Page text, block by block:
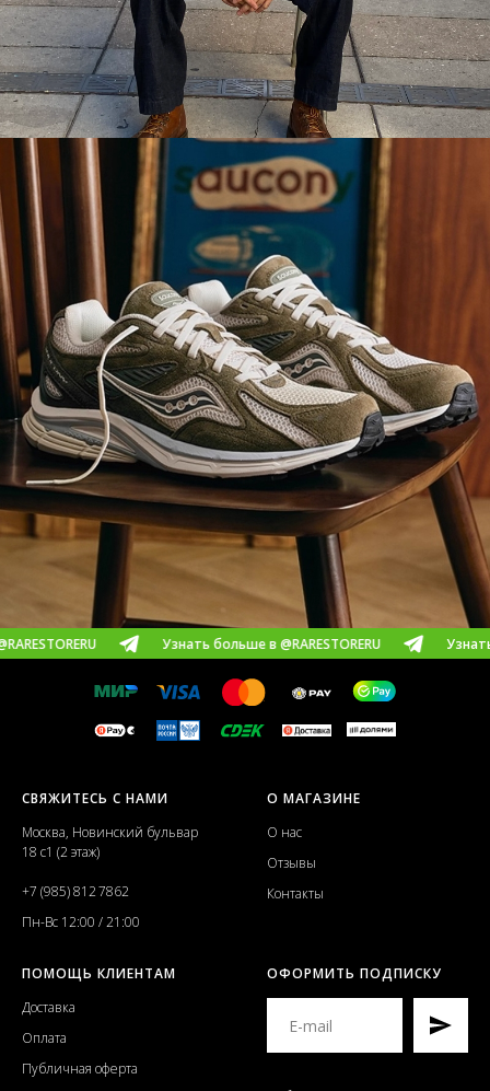
Узнать больше в @RARESTORERU Узнать больше в
СВЯЖИТЕСЬ С НАМИ
Москва, Новинский бульвар
18 с1 (2 этаж)
+7 (985) 812 7862
Пн-Вс 12:00 / 21:00
О МАГАЗИНЕ
О нас
Отзывы
Контакты
ПОМОЩЬ КЛИЕНТАМ
Доставка
Оплата
Публичная оферта
ОФОРМИТЬ ПОДПИСКУ